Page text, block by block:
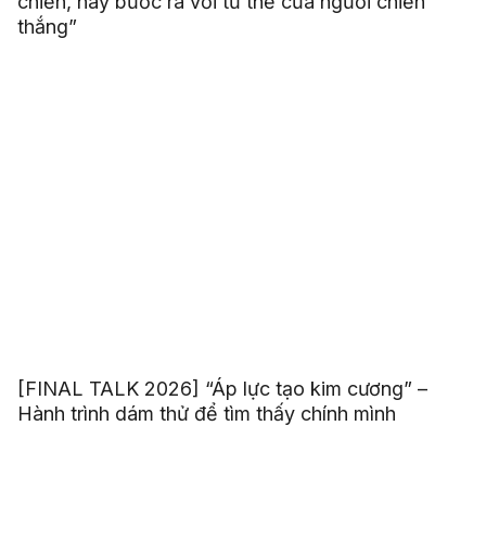
thắng”
[FINAL TALK 2026] “Áp lực tạo kim cương” –
Hành trình dám thử để tìm thấy chính mình